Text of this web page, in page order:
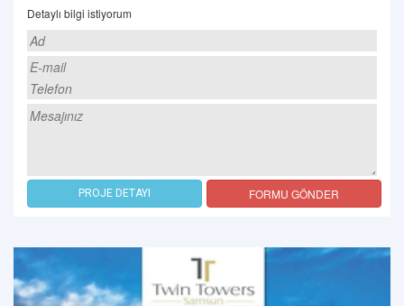
Detaylı bilgi istiyorum
PROJE DETAYI FORMU GÖNDER